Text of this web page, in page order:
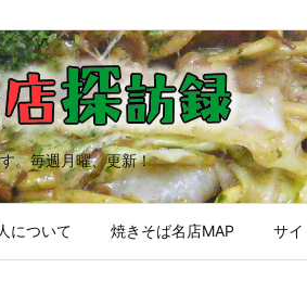
。毎週月曜、更新！
について 焼きそば名店MAP サ